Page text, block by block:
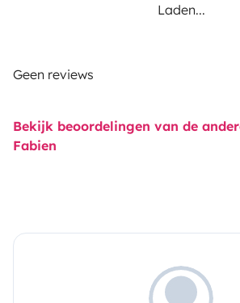
Laden...
Geen reviews
Bekijk beoordelingen van de
Fabien